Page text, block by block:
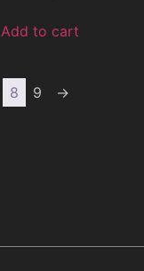
Add to cart
8 9 →